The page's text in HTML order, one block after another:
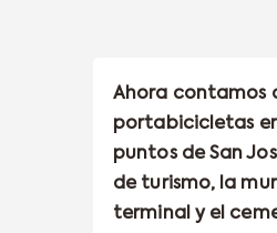
Ahora contamos
portabicicletas
puntos de San
de turismo, la
terminal y el